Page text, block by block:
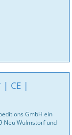
| CE |
GmbH ein
Neu Wulmstorf und